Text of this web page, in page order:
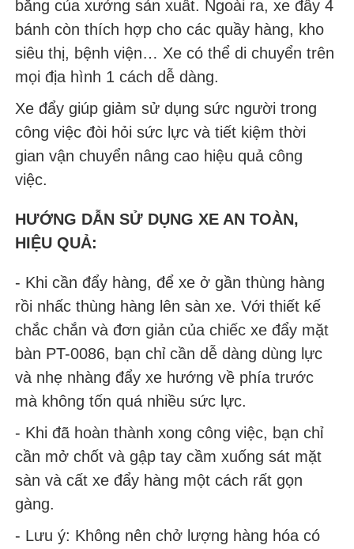
bằng của xưởng sản xuất. Ngoài ra, xe đẩy 4
bánh còn thích hợp cho các quầy hàng, kho
siêu thị, bệnh viện… Xe có thể di chuyển trên
mọi địa hình 1 cách dễ dàng.
Xe đẩy giúp giảm sử dụng sức người trong
công việc đòi hỏi sức lực và tiết kiệm thời
gian vận chuyển nâng cao hiệu quả công
việc.
HƯỚNG DẪN SỬ DỤNG XE AN TOÀN,
HIỆU QUẢ:
- Khi cần đẩy hàng, để xe ở gần thùng hàng
rồi nhấc thùng hàng lên sàn xe. Với thiết kế
chắc chắn và đơn giản của chiếc xe đẩy mặt
bàn PT-0086, bạn chỉ cần dễ dàng dùng lực
và nhẹ nhàng đẩy xe hướng về phía trước
mà không tốn quá nhiều sức lực.
- Khi đã hoàn thành xong công việc, bạn chỉ
cần mở chốt và gập tay cầm xuống sát mặt
sàn và cất xe đẩy hàng một cách rất gọn
gàng.
- Lưu ý: Không nên chở lượng hàng hóa có